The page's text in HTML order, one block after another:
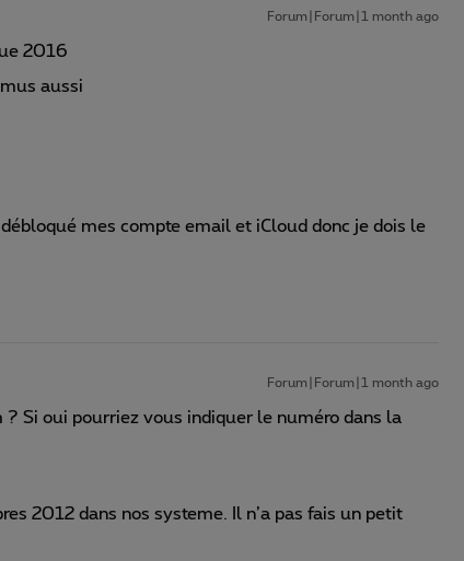
Forum|Forum|1 month ago
2016
aussi
mes compte email et iCloud donc je dois le
Forum|Forum|1 month ago
Si oui pourriez vous indiquer le numéro dans la
2012 dans nos systeme. Il n’a pas fais un petit